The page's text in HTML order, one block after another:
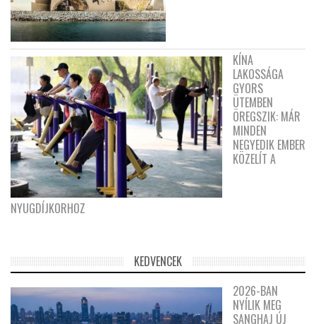
KÍNA
LAKOSSÁGA
GYORS
ÜTEMBEN
ÖREGSZIK: MÁR
MINDEN
NEGYEDIK EMBER
KÖZELÍT A
NYUGDÍJKORHOZ
KEDVENCEK
2026-BAN
NYÍLIK MEG
SANGHAJ ÚJ